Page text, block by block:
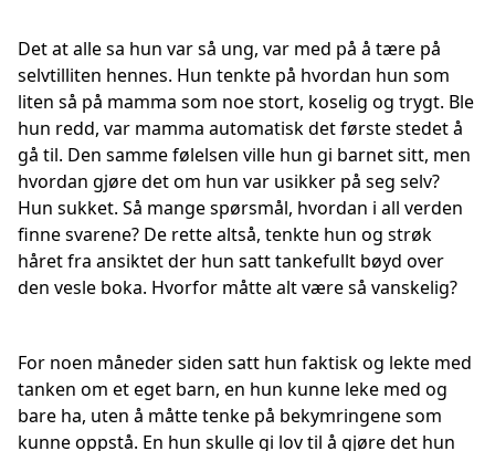
Det at alle sa hun var så ung, var med på å tære på
selvtilliten hennes. Hun tenkte på hvordan hun som
liten så på mamma som noe stort, koselig og trygt. Ble
hun redd, var mamma automatisk det første stedet å
gå til. Den samme følelsen ville hun gi barnet sitt, men
hvordan gjøre det om hun var usikker på seg selv?
Hun sukket. Så mange spørsmål, hvordan i all verden
finne svarene? De rette altså, tenkte hun og strøk
håret fra ansiktet der hun satt tankefullt bøyd over
den vesle boka. Hvorfor måtte alt være så vanskelig?
For noen måneder siden satt hun faktisk og lekte med
tanken om et eget barn, en hun kunne leke med og
bare ha, uten å måtte tenke på bekymringene som
kunne oppstå. En hun skulle gi lov til å gjøre det hun